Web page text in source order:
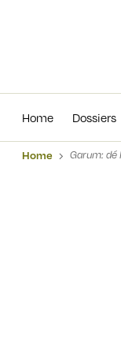
Home Dossiers
Home Garum: dé